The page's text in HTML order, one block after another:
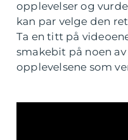
opplevelser og
kan par velge den
Ta en titt på
smakebit på noen
opplevelsene som